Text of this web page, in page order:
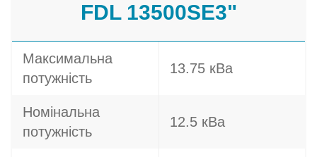
FDL 13500SE3"
Максимальна
потужність
13.75 кВа
Номінальна
потужність
12.5 кВа